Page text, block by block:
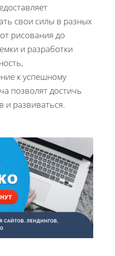
свои силы в разных
рисования до
и разработки
к успешному
позволят достичь
и развиваться.